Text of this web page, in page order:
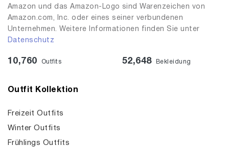
Amazon und das Amazon-Logo sind Warenzeichen von
Amazon.com, Inc. oder eines seiner verbundenen
Unternehmen. Weitere Informationen finden Sie unter
Datenschutz
10,760 Outfits 52,648 Bekleidung
Outfit Kollektion
Freizeit Outfits
Winter Outfits
Frühlings Outfits